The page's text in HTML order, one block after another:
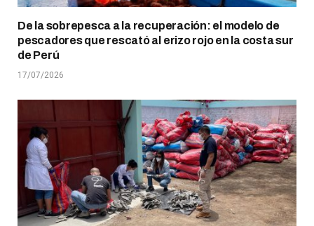
De la sobrepesca a la recuperación: el modelo de
pescadores que rescató al erizo rojo en la costa sur
de Perú
17/07/2026